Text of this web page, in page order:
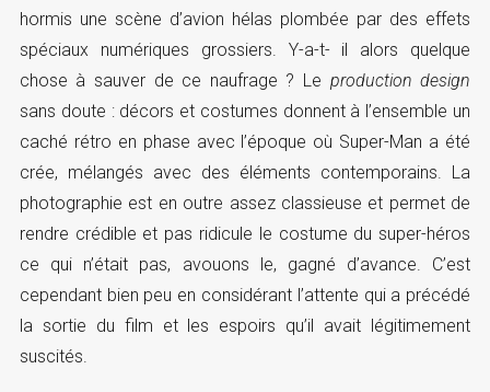
hormis une scène d’avion hélas plombée par des effets
spéciaux numériques grossiers. Y-a-t- il alors quelque
chose à sauver de ce naufrage ? Le production design
sans doute : décors et costumes donnent à l’ensemble un
caché rétro en phase avec l’époque où Super-Man a été
crée, mélangés avec des éléments contemporains. La
photographie est en outre assez classieuse et permet de
rendre crédible et pas ridicule le costume du super-héros
ce qui n’était pas, avouons le, gagné d’avance. C’est
cependant bien peu en considérant l’attente qui a précédé
la sortie du film et les espoirs qu’il avait légitimement
suscités.